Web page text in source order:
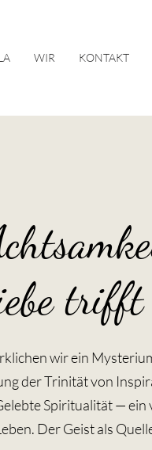
WIR KONTAKT
trifft
wir ein
der Trinität von
Spiritualität — ein
Der Geist als